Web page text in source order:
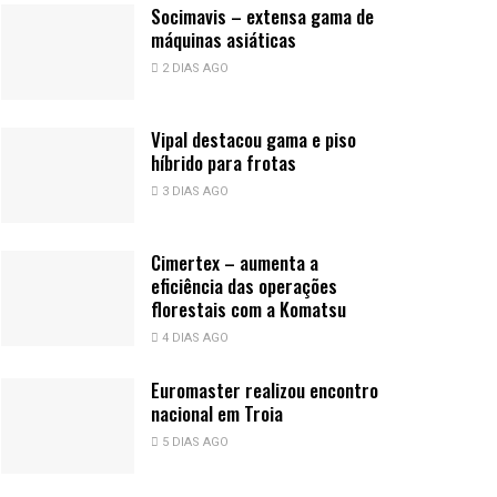
Socimavis – extensa gama de
máquinas asiáticas
2 DIAS AGO
Vipal destacou gama e piso
híbrido para frotas
3 DIAS AGO
Cimertex – aumenta a
eficiência das operações
florestais com a Komatsu
4 DIAS AGO
Euromaster realizou encontro
nacional em Troia
5 DIAS AGO